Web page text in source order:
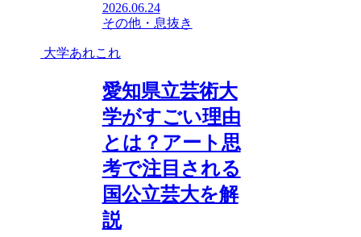
2026.06.24
その他・息抜き
大学あれこれ
愛知県立芸術大
学がすごい理由
とは？アート思
考で注目される
国公立芸大を解
説